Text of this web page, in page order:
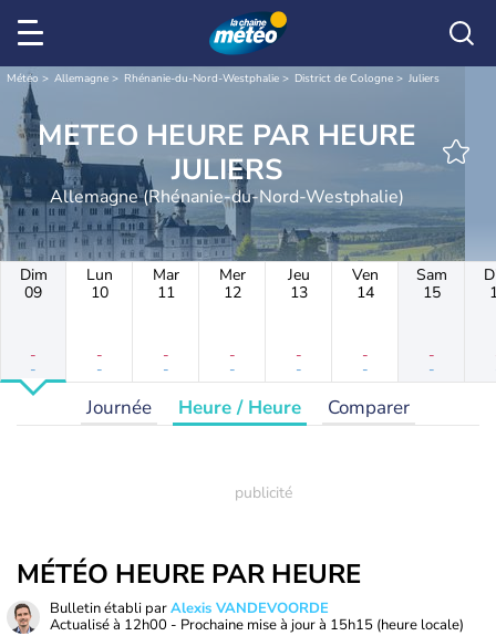
Météo Allemagne Rhénanie-du-Nord-Westphalie District de Cologne Juliers
METEO HEURE PAR HEURE
JULIERS
Allemagne (Rhénanie-du-Nord-Westphalie)
Dim
09
-
-
Lun
10
-
-
Mar
11
-
-
Mer
12
-
-
Jeu
13
-
-
Ven
14
-
-
Sam
15
-
-
Journée Heure / Heure Comparer
MÉTÉO HEURE PAR HEURE
Bulletin établi parAlexis VANDEVOORDE
Actualisé à 12h00 - Prochaine mise à jour à 15h15 (heure locale)